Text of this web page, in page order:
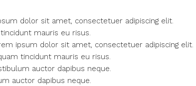
dolor sit amet, consectetuer adipiscing elit.
mauris eu risus.
ipsum dolor sit amet, consectetuer adipiscing elit.
tincidunt mauris eu risus.
auctor dapibus neque.
auctor dapibus neque.